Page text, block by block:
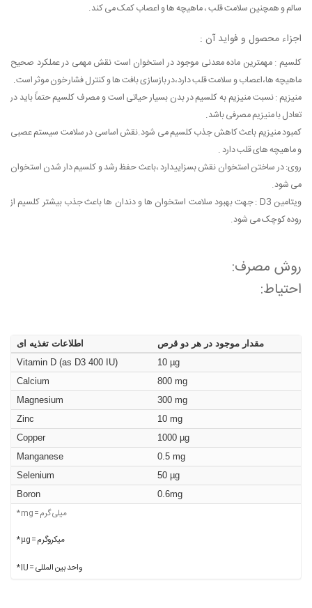
سالم و همچنین سلامت قلب ، ماهیچه ها و اعصاب کمک می کند.
اجزاء محصول و فواید آن :
کلسیم : مهمترین ماده معدنی موجود در استخوان است نقش مهمی در عملکرد صحیح
ماهیچه ها،اعصاب و سلامت قلب دارد،در بازسازی بافت ها و کنترل فشار خون موثر است.
منیزیم : نسبت منیزیم به کلسیم در بدن بسیار حیاتی است و مصرف کلسیم حتماً باید در
تعادل با منیزیم مصرفی باشد.
کمبود منیزیم باعث کاهش جذب کلسیم می شود.نقش اساسی در سلامت سیستم عصبی
و ماهیچه های قلب دارد .
روی: در ساختن استخوان نقش بسزاییدارد ،باعث حفظ رشد و کلسیم دار شدن استخوان
می شود.
ویتامین D3 : جهت بهبود سلامت استخوان ها و دندان ها باعث جذب بیشتر کلسیم از
روده کوچک می شود.
روش مصرف:
احتیاط:
اطلاعات تغذیه ای
مقدار موجود در هر دو قرص
Vitamin D (as D3 400 IU)
10 µg
Calcium
800 mg
Magnesium
300 mg
Zinc
10 mg
Copper
1000 µg
Manganese
0.5 mg
Selenium
50 µg
Boron
0.6mg
* mg = میلی گرم
* µg = میکروگرم
* IU = واحد بین المللی